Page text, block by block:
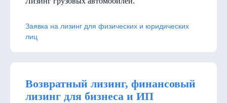
Заявка на лизинг для физических и юридических
лиц
Возвратный лизинг, финансовый
лизинг для бизнеса и ИП